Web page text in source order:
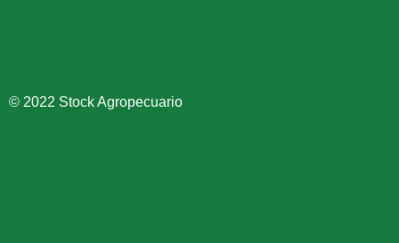
© 2022 Stock Agropecuario